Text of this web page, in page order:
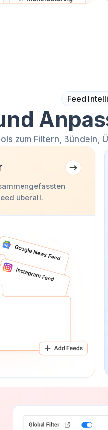
Feed
zum Filtern,
überall.